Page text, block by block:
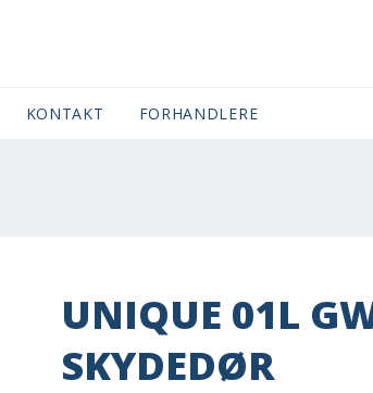
(CURRENT)
KONTAKT FORHANDLERE
UNIQUE 01L
SKYDEDØR